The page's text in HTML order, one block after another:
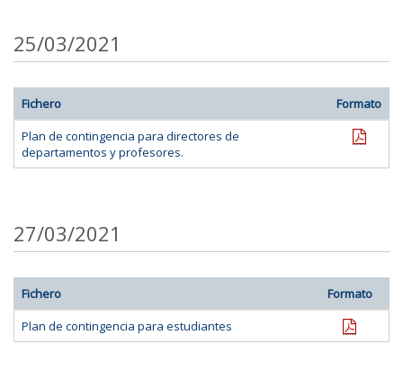
25/03/2021
Fichero
Formato
Plan de contingencia para directores de
departamentos y profesores.
pdf
27/03/2021
Fichero
Formato
Plan de contingencia para estudiantes
pdf